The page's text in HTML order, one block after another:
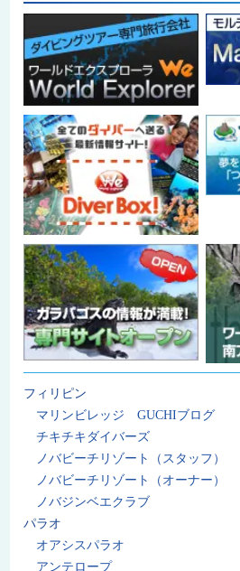
フィリピン
マリンビレッジ GUCHIブログ
チキチキダイバーズ
ノバビーチリゾート（スタッフ）
ノバビーチリゾート（オーナー）
ノバジンベエクラブ
パラオ
オアシスパラオ
アンテロープ